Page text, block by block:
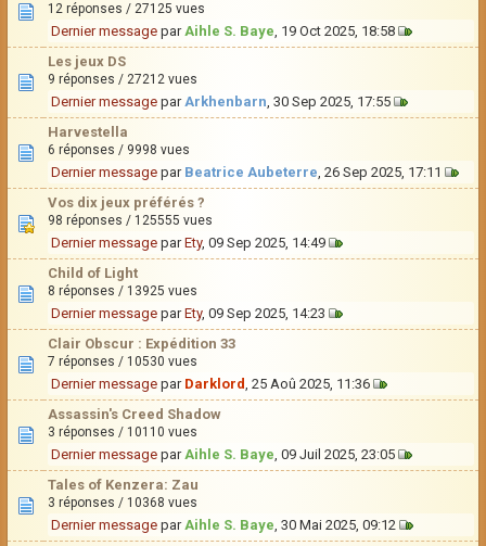
12 réponses / 27125 vues
Dernier message parAihle S. Baye, 19 Oct 2025, 18:58
Les jeux DS
9 réponses / 27212 vues
Dernier message parArkhenbarn, 30 Sep 2025, 17:55
Harvestella
6 réponses / 9998 vues
Dernier message par Beatrice Aubeterre, 26 Sep 2025, 17:11
Vos dix jeux préférés ?
98 réponses / 125555 vues
Dernier message parEty, 09 Sep 2025, 14:49
Child of Light
8 réponses / 13925 vues
Dernier message parEty, 09 Sep 2025, 14:23
Clair Obscur : Expédition 33
7 réponses / 10530 vues
Dernier message par Darklord, 25 Aoû 2025, 11:36
Assassin's Creed Shadow
3 réponses / 10110 vues
Dernier message parAihle S. Baye, 09 Juil 2025, 23:05
Tales of Kenzera: Zau
3 réponses / 10368 vues
Dernier message parAihle S. Baye, 30 Mai 2025, 09:12